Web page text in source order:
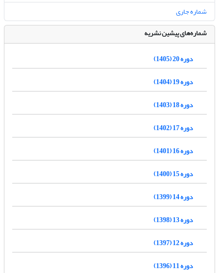
شماره جاری
شماره‌های پیشین نشریه
دوره 20 (1405)
دوره 19 (1404)
دوره 18 (1403)
دوره 17 (1402)
دوره 16 (1401)
دوره 15 (1400)
دوره 14 (1399)
دوره 13 (1398)
دوره 12 (1397)
دوره 11 (1396)